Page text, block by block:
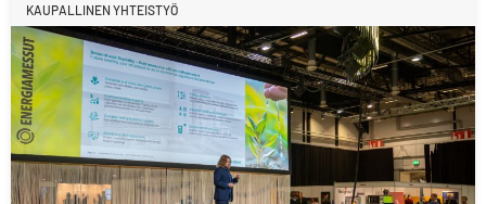
KAUPALLINEN YHTEISTYÖ